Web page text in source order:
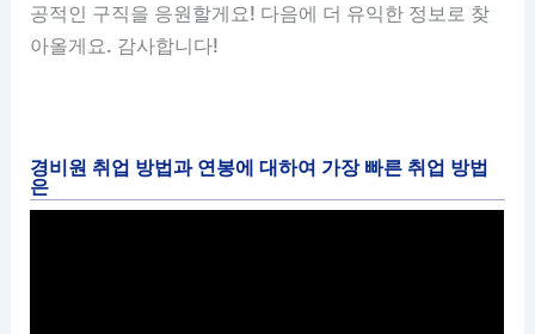
공적인 구직을 응원할게요! 다음에 더 유익한 정보로 찾
아올게요. 감사합니다!
경비원 취업 방법과 연봉에 대하여 가장 빠른 취업 방법
은